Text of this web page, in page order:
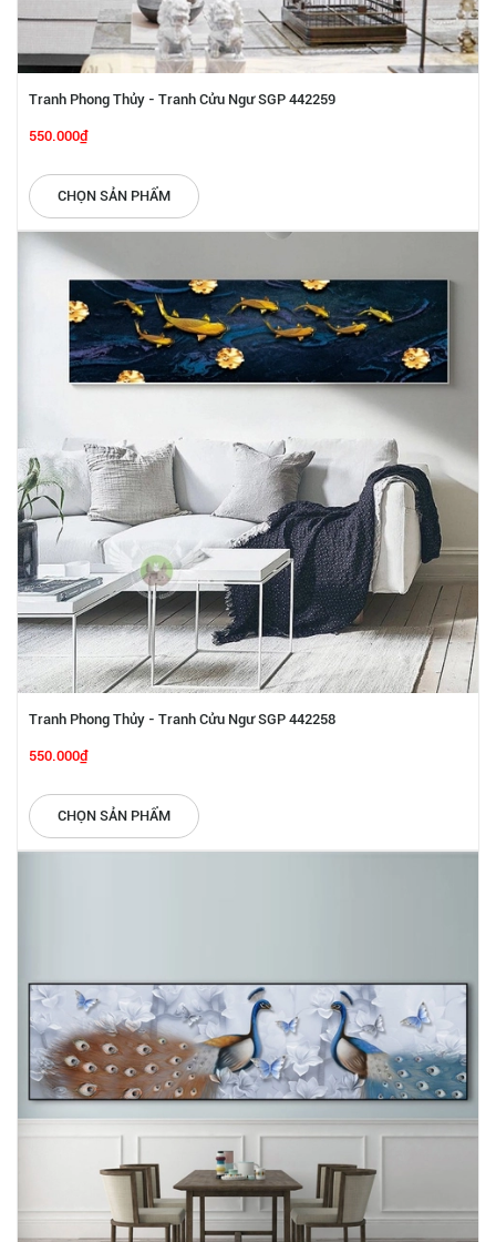
Tranh Phong Thủy - Tranh Cửu Ngư SGP 442259
550.000₫
CHỌN SẢN PHẨM
Tranh Phong Thủy - Tranh Cửu Ngư SGP 442258
550.000₫
CHỌN SẢN PHẨM